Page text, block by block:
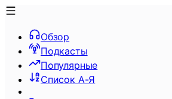
Обзор
Подкасты
Популярные
Список А-Я